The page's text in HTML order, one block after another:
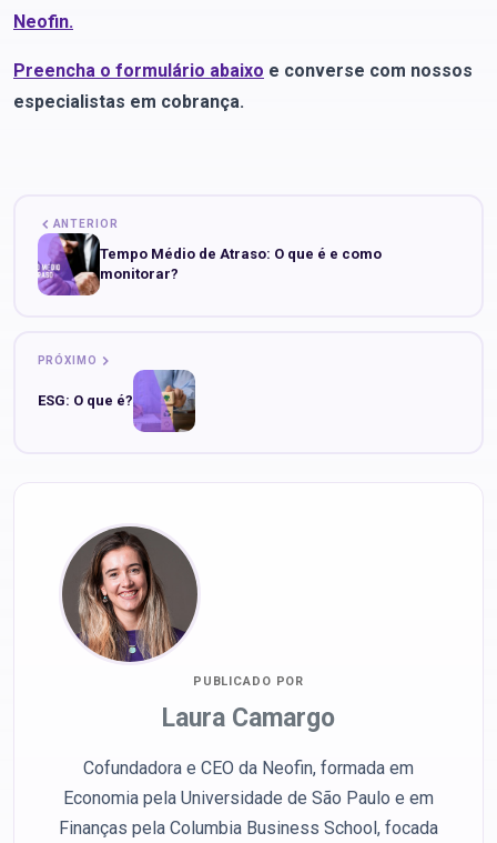
Neofin.
Preencha o formulário abaixo e converse com nossos
especialistas em cobrança.
ANTERIOR
Tempo Médio de Atraso: O que é e como
monitorar?
PRÓXIMO
ESG: O que é?
PUBLICADO POR
Laura Camargo
Cofundadora e CEO da Neofin, formada em
Economia pela Universidade de São Paulo e em
Finanças pela Columbia Business School, focada